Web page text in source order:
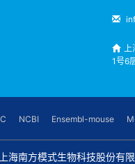
上
1号6
NCBI Ensembl-mouse
上海南方模式生物科技股份有